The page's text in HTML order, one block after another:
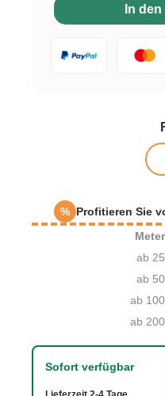
Sofort verfügbar
% Profitieren Sie
Meter
ab 25
ab 50
ab 100
ab 200
In